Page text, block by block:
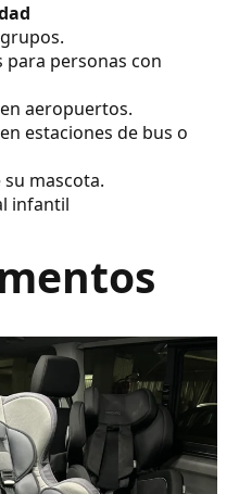
para personas con
aeropuertos.
estaciones de bus o
mascota.
infantil